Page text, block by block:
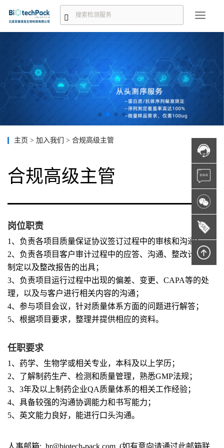
主页 > 加入我们 > 合规高级主管
合规高级主管
岗位职责
1、负责各项目质量保证协议签订过程中的审核和沟通；
2、负责各项目客户审计过程中的应答、沟通、整改计划的
制定以及整改报告的出具；
3、负责项目运行过程中出现的偏差、变更、CAPA等的处
理，以及与客户进行相关内容的沟通；
4、参与项目会议，针对质量体系方面的问题进行解答；
5、根据项目要求，整理并提供相应的资料。
任职要求
1、药学、生物学或相关专业，本科及以上学历；
2、了解制药生产、检测和质量管理，熟悉GMP法规；
3、3年及以上制药企业QA质量体系的相关工作经验；
4、具备较强的沟通协调能力和书写能力；
5、英文能力良好，能进行口头沟通。
人事邮箱: hr@biotech-pack.com (如有意向请通过此邮箱联